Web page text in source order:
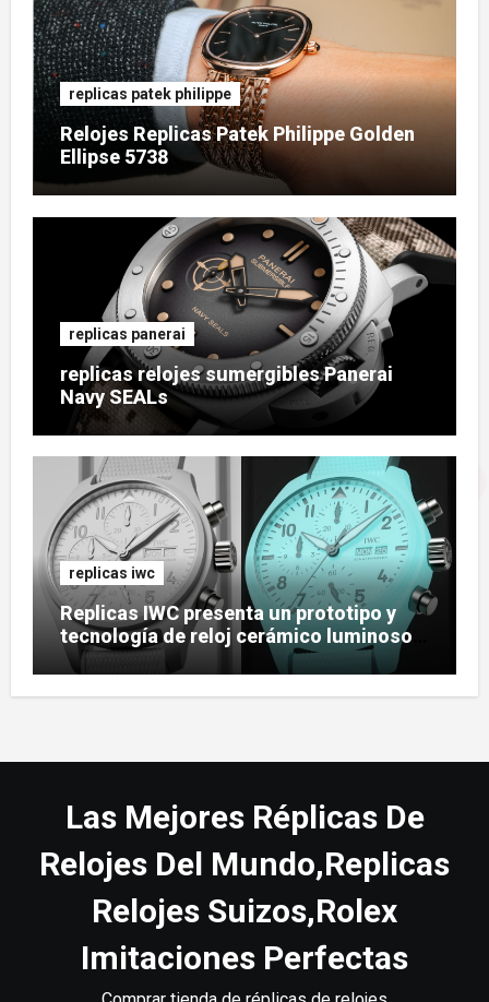
replicas patek philippe
Relojes Replicas Patek Philippe Golden
Ellipse 5738
replicas panerai
replicas relojes sumergibles Panerai
Navy SEALs
replicas iwc
Replicas IWC presenta un prototipo y
tecnología de reloj cerámico luminoso
Ceralume
Las Mejores Réplicas De
Relojes Del Mundo,Replicas
Relojes Suizos,Rolex
Imitaciones Perfectas